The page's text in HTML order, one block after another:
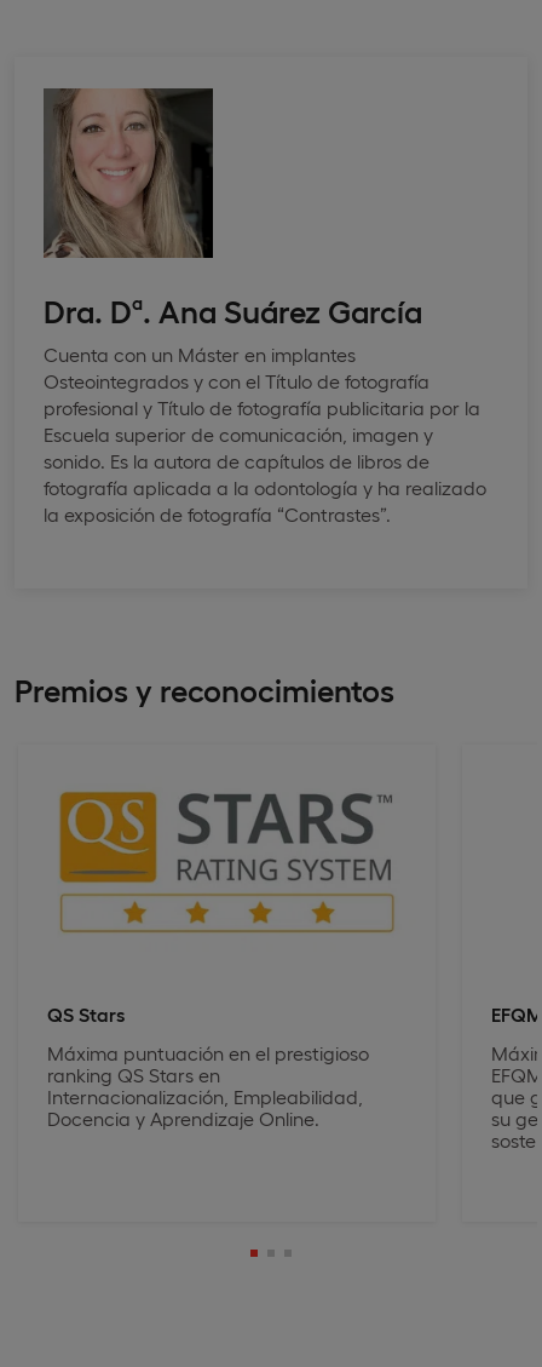
Dra. Dª. Ana Suárez García
Cuenta con un Máster en implantes
Osteointegrados y con el Título de fotografía
profesional y Título de fotografía publicitaria por la
Escuela superior de comunicación, imagen y
sonido. Es la autora de capítulos de libros de
fotografía aplicada a la odontología y ha realizado
la exposición de fotografía “Contrastes”.
Premios y reconocimientos
QS Stars
Máxima puntuación en el prestigioso
ranking QS Stars en
Internacionalización, Empleabilidad,
Docencia y Aprendizaje Online.
EFQM
que
su